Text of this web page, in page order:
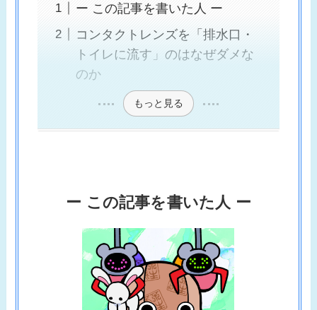
ー この記事を書いた人 ー
コンタクトレンズを「排水口・
トイレに流す」のはなぜダメな
のか
もっと見る
ー この記事を書いた人 ー